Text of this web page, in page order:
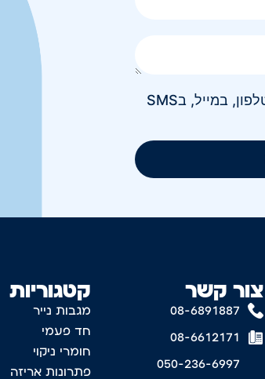
אני מאשר/ת קבלת חומר פרסומי בטלפון, במייל, בSMS
קטגוריות
מגבות נייר
חד פעמי
חומרי ניקוי
פתרונות אריזה
צור קשר
08-6891887
08-6612171
050-236-6997